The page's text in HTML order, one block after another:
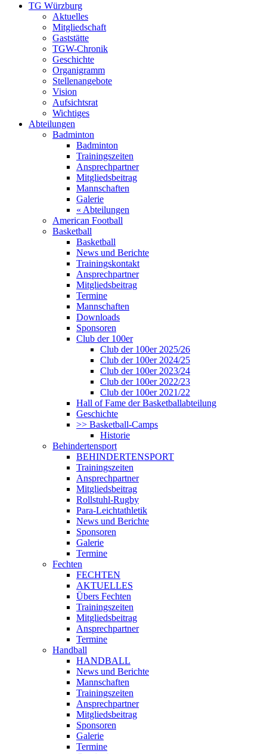
TG Würzburg
Aktuelles
Mitgliedschaft
Gaststätte
TGW-Chronik
Geschichte
Organigramm
Stellenangebote
Vision
Aufsichtsrat
Wichtiges
Abteilungen
Badminton
Badminton
Trainingszeiten
Ansprechpartner
Mitgliedsbeitrag
Mannschaften
Galerie
« Abteilungen
American Football
Basketball
Basketball
News und Berichte
Trainingskontakt
Ansprechpartner
Mitgliedsbeitrag
Termine
Mannschaften
Downloads
Sponsoren
Club der 100er
Club der 100er 2025/26
Club der 100er 2024/25
Club der 100er 2023/24
Club der 100er 2022/23
Club der 100er 2021/22
Hall of Fame der Basketballabteilung
Geschichte
>> Basketball-Camps
Historie
Behindertensport
BEHINDERTENSPORT
Trainingszeiten
Ansprechpartner
Mitgliedsbeitrag
Rollstuhl-Rugby
Para-Leichtathletik
News und Berichte
Sponsoren
Galerie
Termine
Fechten
FECHTEN
AKTUELLES
Übers Fechten
Trainingszeiten
Mitgliedsbeitrag
Ansprechpartner
Termine
Handball
HANDBALL
News und Berichte
Mannschaften
Trainingszeiten
Ansprechpartner
Mitgliedsbeitrag
Sponsoren
Galerie
Termine